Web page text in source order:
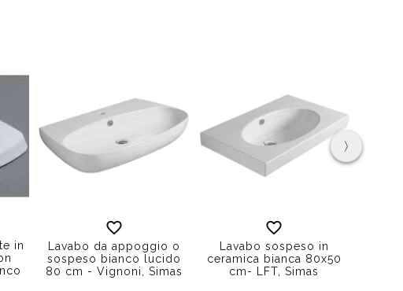
in
Lavabo da appoggio o
sospeso bianco lucido
80 cm - Vignoni, Simas
Lavabo sospeso in
ceramica bianca 80x50
cm- LFT, Simas
›